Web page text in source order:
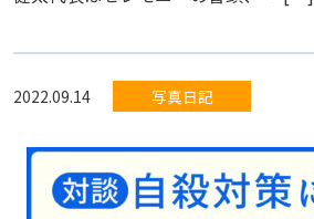
2022.09.14 写真日記